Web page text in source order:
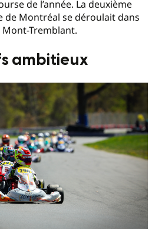
de l’année. La deuxième
de Montréal se déroulait dans
Tremblant.
ambitieux